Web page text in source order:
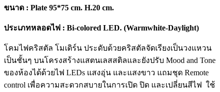
ขนาด : Plate 95*75 cm. H.20 cm.
ประเภทหลอดไฟ : Bi-colored LED. (Warmwhite-Daylight)
โคมไฟคริสตัล โมเดิร์น ประดับด้วยคริสตัลจัดเรียงเป็นวงแหวน
เป็นชั้นๆ บนโครงสร้างแสตนเลสสติลและยังปรับ Mood and Tone
ของห้องได้ด้วยไฟ LEDs แสงอุ่น และแสงขาว แถมชุด Remote
control เพื่อความสะดวกสบายในการเปิด ปิด และเปลี่ยนสีไฟ ใช้